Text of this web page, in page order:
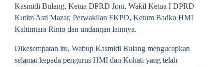
Kasmidi Bulang, Ketua DPRD Joni, Wakil Ketua I DPRD
Kutim Asti Mazar, Perwakilan FKPD, Ketum Badko HMI
Kaltimtara Rinto dan undangan lainnya.
Dikesempatan itu, Wabup Kasmidi Bulang mengucapkan
selamat kepada pengurus HMI dan Kohati yang telah